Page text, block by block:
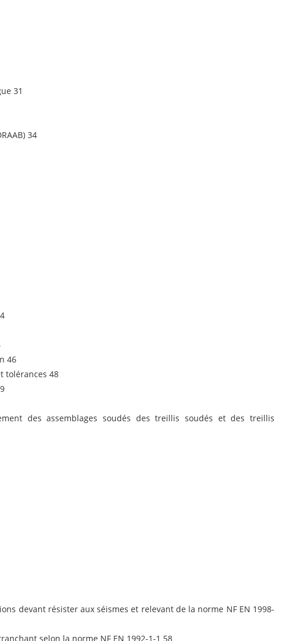
31
34
46
tolérances 48
des assemblages soudés des treillis soudés et des treillis
devant résister aux séismes et relevant de la norme NF EN 1998-
selon la norme NF EN 1992-1-1 58